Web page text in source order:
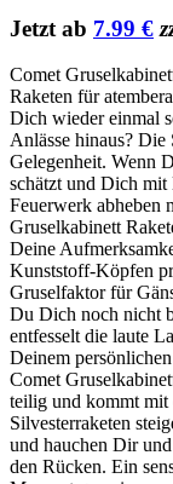
Jetzt ab 7.99 €
Comet
Raketen für
Dich wieder einmal
Anlässe hinaus?
Gelegenheit. Wenn
schätzt und Dich mit
Feuerwerk abheben
Gruselkabinett
Deine
Kunststoff-Köpfen
Gruselfaktor für
Du Dich noch nicht
entfesselt die laute
Deinem
Comet
teilig und kommt mit
Silvesterraketen
und hauchen Dir
den Rücken. Ein